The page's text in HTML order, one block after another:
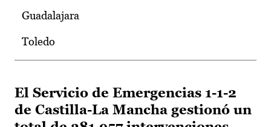
Guadalajara
Toledo
El Servicio de Emergencias 1-1-2
de Castilla-La Mancha gestionó un